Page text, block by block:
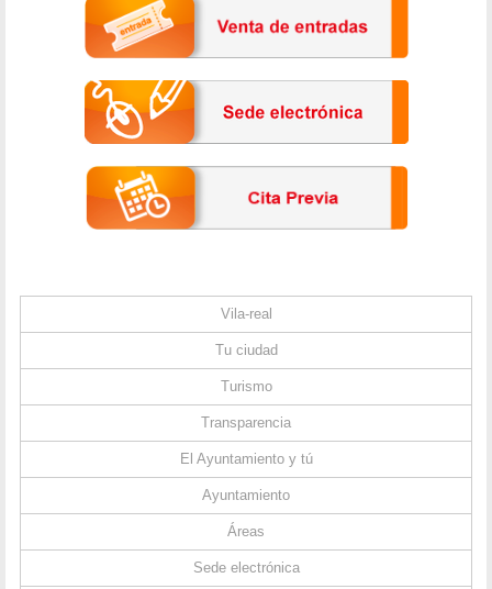
Vila-real
Tu ciudad
Turismo
Transparencia
El Ayuntamiento y tú
Ayuntamiento
Áreas
Sede electrónica